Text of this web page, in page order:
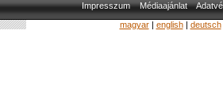
Impresszum Médiaajánlat
magyar| english| deutsch